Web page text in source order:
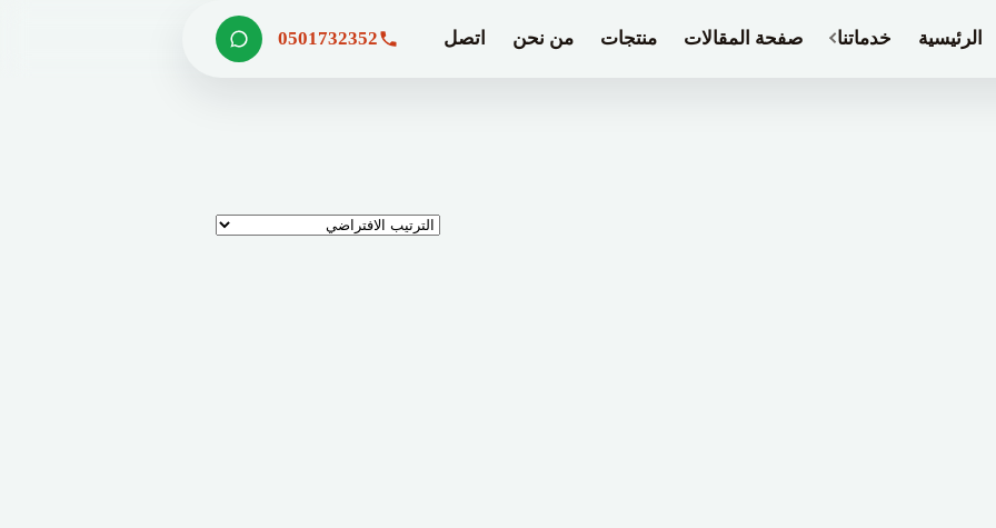
الرئيسية خدماتنا صفحة المقالات منتجات من نحن اتصل 0501732352